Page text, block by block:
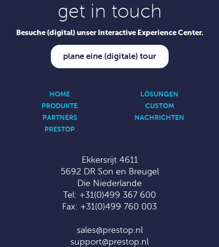
get in touch
Besuche (digital) unser Interactive Experience Center.
plane eine (digitale) tour
HOME
LÖSUNGEN
PRODUKTE
CUSTOM
PARTNERS
NACHRICHTEN
PRESTOP
Ekkersrijt 4611
5692 DR Son en Breugel
Die Niederlande
Tel: +31(0)499 367 600
Fax: +31(0)499 760 003
sales@prestop.nl
support@prestop.nl